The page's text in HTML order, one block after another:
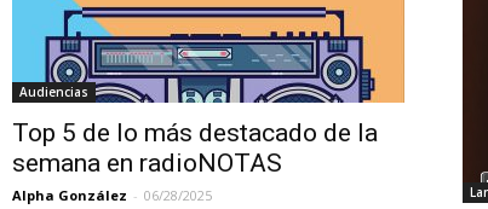
Audiencias
Top 5 de lo más destacado de la
semana en radioNOTAS
Alpha González - 06/28/2025